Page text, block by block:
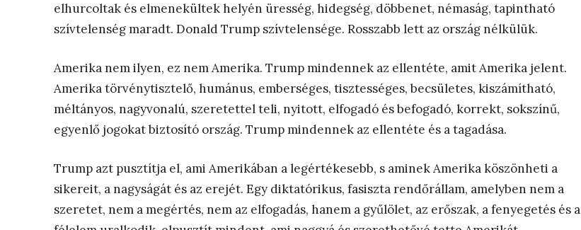
elhurcoltak és elmenekültek helyén üresség, hidegség, döbbenet, némaság, tapintható
szívtelenség maradt. Donald Trump szívtelensége. Rosszabb lett az ország nélkülük.
Amerika nem ilyen, ez nem Amerika. Trump mindennek az ellentéte, amit Amerika jelent.
Amerika törvénytisztelő, humánus, emberséges, tisztességes, becsületes, kiszámítható,
méltányos, nagyvonalú, szeretettel teli, nyitott, elfogadó és befogadó, korrekt, sokszínű,
egyenlő jogokat biztosító ország. Trump mindennek az ellentéte és a tagadása.
Trump azt pusztítja el, ami Amerikában a legértékesebb, s aminek Amerika köszönheti a
sikereit, a nagyságát és az erejét. Egy diktatórikus, fasiszta rendőrállam, amelyben nem a
szeretet, nem a megértés, nem az elfogadás, hanem a gyűlölet, az erőszak, a fenyegetés és a